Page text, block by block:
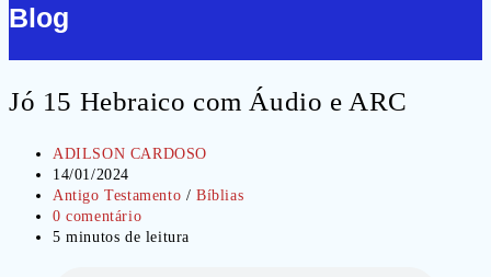
site
Blog
Jó 15 Hebraico com Áudio e ARC
Autor
do
post:
ADILSON CARDOSO
Post
publicado:
14/01/2024
Categoria
do
post:
Antigo Testamento / Bíblias
Comentários
do
0 comentário
Tempo
5 minutos de leitura